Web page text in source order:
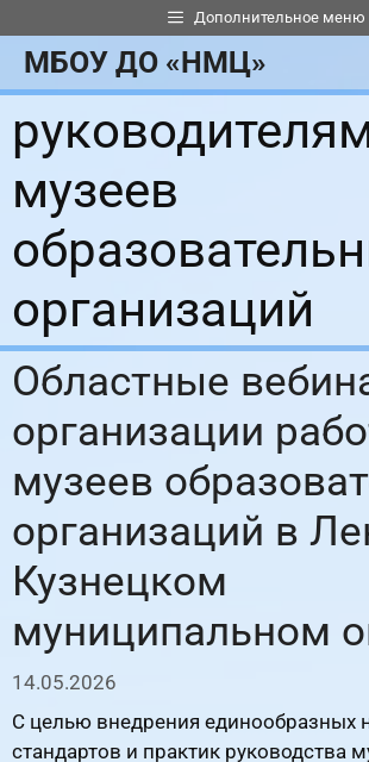
к
содержимому
Дополнительное меню
МБОУ ДО «НМЦ»
музеев
организаций
Областные
организации
музеев
организаций в
Кузнецком
муниципальном
14.05.2026
С целью внедрения единообразных
стандартов и практик руководства